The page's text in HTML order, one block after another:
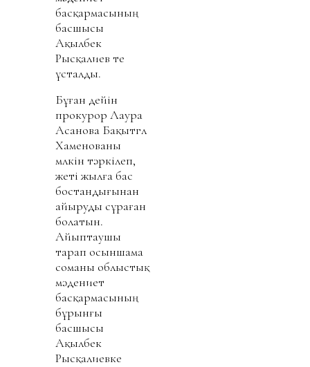
басқармасының
басшысы
Ақылбек
Рысқалиев те
ұсталды.
Бұған дейін
прокурор Лаура
Асанова Бақытгүл
Хаменованы
мүлкін тәркілеп,
жеті жылға бас
бостандығынан
айыруды сұраған
болатын.
Айыптаушы
тарап осыншама
соманы облыстық
мәдениет
басқармасының
бұрынғы
басшысы
Ақылбек
Рысқалиевке